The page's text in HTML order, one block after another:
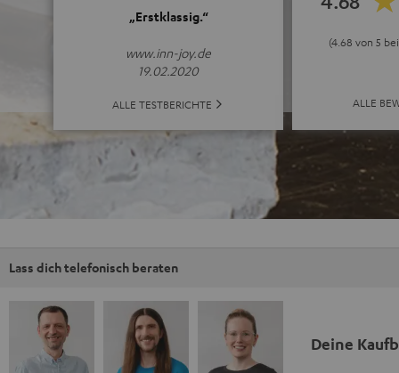
„Erstklassig.“
www.inn-joy.de
19.02.2020
ALLE TESTBERICHTE
(4.68 von 5
ALLE
Lass dich telefonisch beraten
Deine